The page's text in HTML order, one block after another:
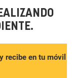
recibe en tu móvil